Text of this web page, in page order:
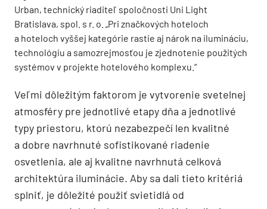
Urban, technický riaditeľ spoločnosti Uni Light
Bratislava, spol. s r. o. „Pri značkových hoteloch
a hoteloch vyššej kategórie rastie aj nárok na ilumináciu,
technológiu a samozrejmosťou je zjednotenie použitých
systémov v projekte hotelového komplexu.“
Veľmi dôležitým faktorom je vytvorenie svetelnej
atmosféry pre jednotlivé etapy dňa a jednotlivé
typy priestoru, ktorú nezabezpečí len kvalitné
a dobre navrhnuté sofistikované riadenie
osvetlenia, ale aj kvalitne navrhnutá celková
architektúra iluminácie. Aby sa dali tieto kritériá
splniť, je dôležité použiť svietidlá od